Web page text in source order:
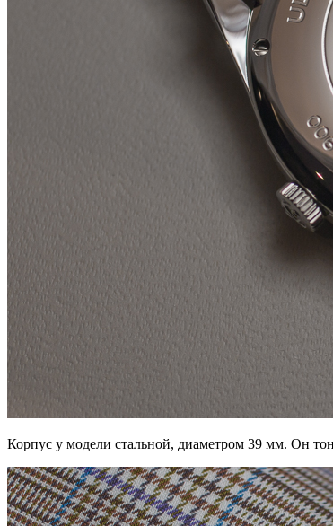
Корпус у модели стальной, диаметром 39 мм. Он